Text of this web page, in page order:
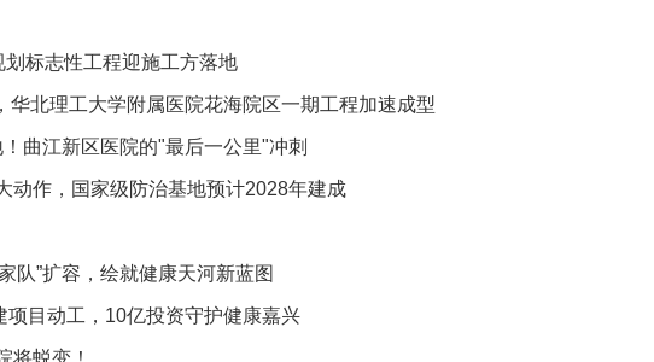
标志性工程迎施工方落地
华北理工大学附属医院花海院区一期工程加速成型
曲江新区医院的"最后一公里"冲刺
动作，国家级防治基地预计2028年建成
队”扩容，绘就健康天河新蓝图
目动工，10亿投资守护健康嘉兴
将蜕变！